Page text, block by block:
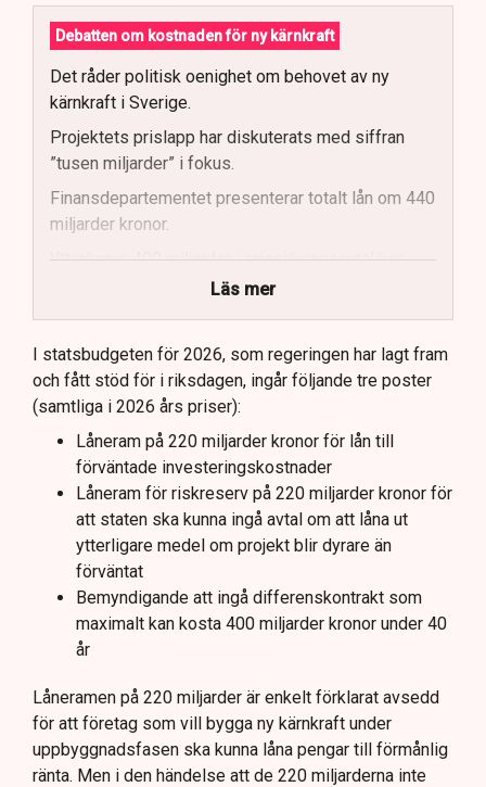
Debatten om kostnaden för ny kärnkraft
Det råder politisk oenighet om behovet av ny
kärnkraft i Sverige.
Projektets prislapp har diskuterats med siffran
”tusen miljarder” i fokus.
Finansdepartementet presenterar totalt lån om 440
miljarder kronor.
Ytterligare 400 miljarder i prissäkringsavtal kan
påverka statens kostnader.
Totala uppskattade kostnader inkluderar bland
annat möjliga kostnader för slutförvar.
Regeringen och Miljöpartiet har olika syn på
investeringens nödvändighet.
Läs mer
I statsbudgeten för 2026, som regeringen har lagt fram
och fått stöd för i riksdagen, ingår följande tre poster
(samtliga i 2026 års priser):
Låneram på 220 miljarder kronor för lån till
förväntade investeringskostnader
Låneram för riskreserv på 220 miljarder kronor för
att staten ska kunna ingå avtal om att låna ut
ytterligare medel om projekt blir dyrare än
förväntat
Bemyndigande att ingå differenskontrakt som
maximalt kan kosta 400 miljarder kronor under 40
år
Låneramen på 220 miljarder är enkelt förklarat avsedd
för att företag som vill bygga ny kärnkraft under
uppbyggnadsfasen ska kunna låna pengar till förmånlig
ränta. Men i den händelse att de 220 miljarderna inte